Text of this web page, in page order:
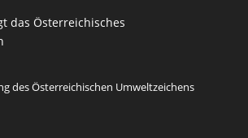
des Österreichischen Umweltzeichens